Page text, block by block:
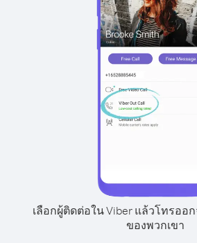
เลือกผู้ติดต่อใน Viber แล้วโทรออ
ของพวกเขา